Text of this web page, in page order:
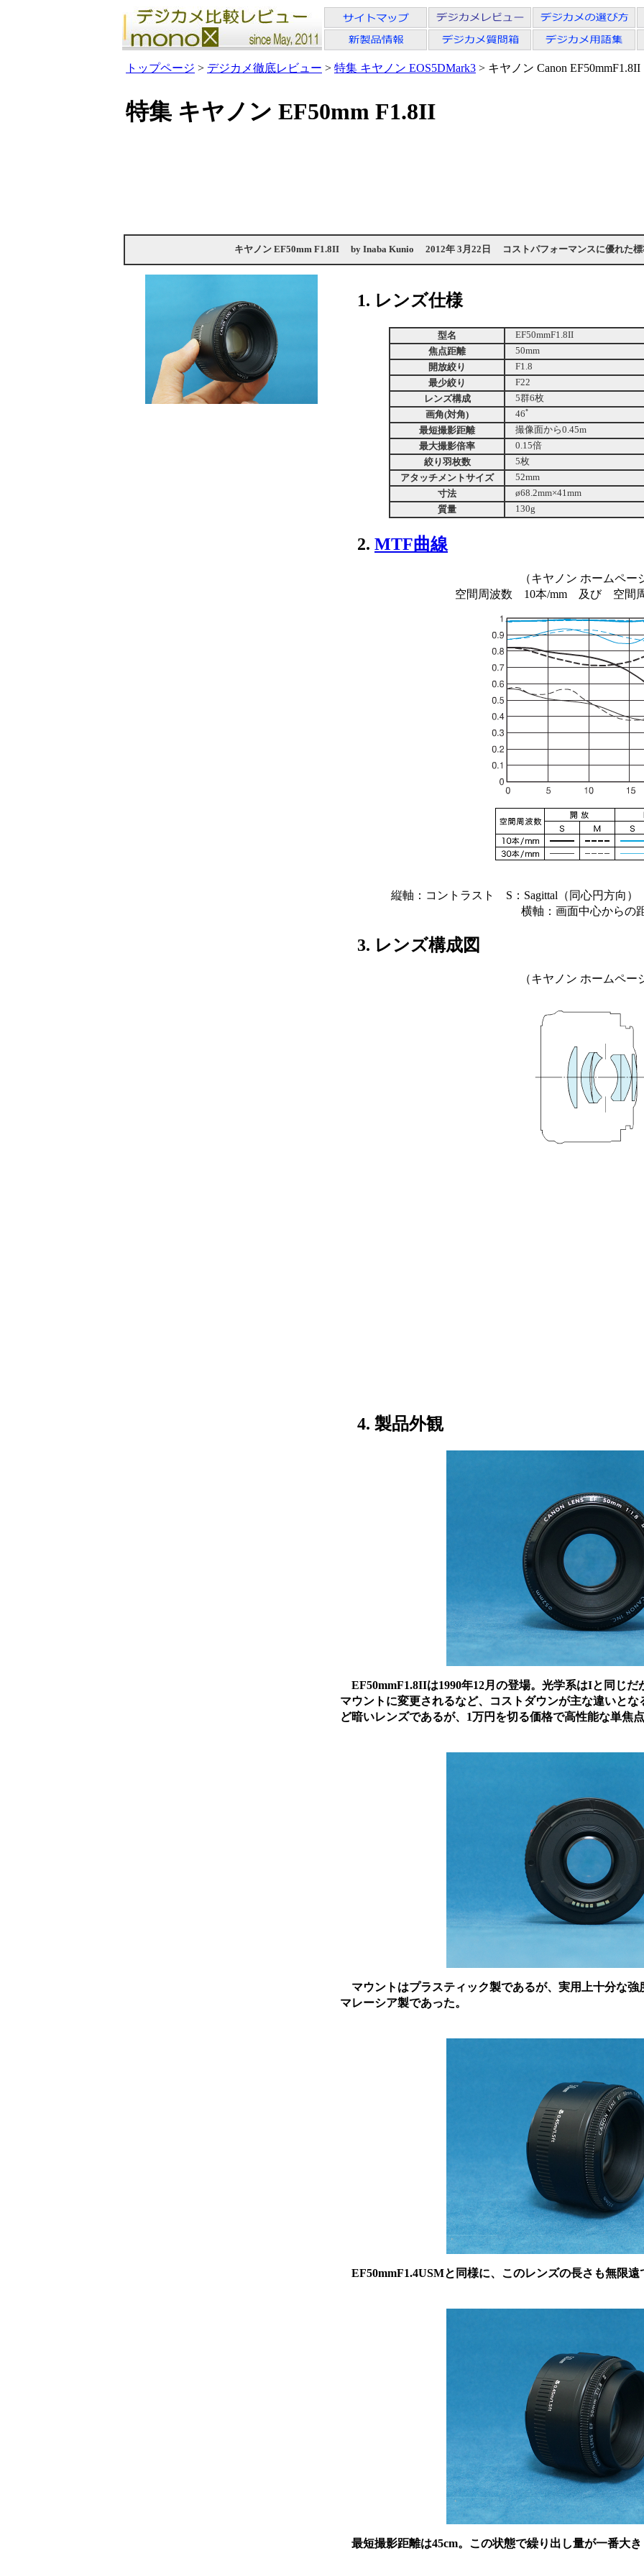
トップページ > デジカメ徹底レビュー > 特集 キヤノン EOS5DMark3 > キヤノン Canon EF50mmF1.8II
特集 キヤノン EF50mm F1.8II
キヤノン EF50mm F1.8II by Inaba Kunio 2012年 3月22日 コストパフォーマンスに優れた
1. レンズ仕様
型名 EF50mmF1.8II
焦点距離 50mm
開放絞り F1.8
最少絞り F22
レンズ構成 5群6枚
画角(対角) 46ﾟ
最短撮影距離 撮像面から0.45m
最大撮影倍率 0.15倍
絞り羽枚数 5枚
アタッチメントサイズ 52mm
寸法 ø68.2mm×41mm
質量 130g
2. MTF曲線
（キヤノン ホームペー
空間周波数 10本/mm 及び 空間
縦軸：コントラスト S：Sagittal（同心円方向
横軸：画面中心からの
3. レンズ構成図
（キヤノン ホームペー
4. 製品外観
EF50mmF1.8IIは1990年12月の登場。光学系はIと同じ
マウントに変更されるなど、コストダウンが主な違いとな
ど暗いレンズであるが、1万円を切る価格で高性能な単焦
マウントはプラスティック製であるが、実用上十分な強
マレーシア製であった。
EF50mmF1.4USMと同様に、このレンズの長さも無限遠
最短撮影距離は45cm。この状態で繰り出し量が一番大